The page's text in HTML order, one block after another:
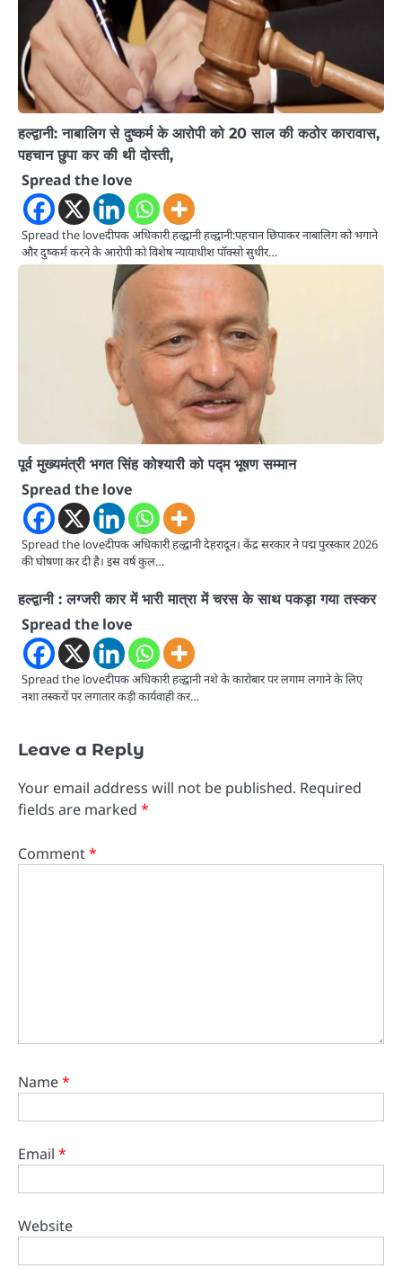
हल्द्वानी: नाबालिग से दुष्कर्म के आरोपी को 20 साल की कठोर कारावास,
पहचान छुपा कर की थी दोस्ती,
Spread the love
Spread the loveदीपक अधिकारी हल्द्वानी हल्द्वानी:पहचान छिपाकर नाबालिग को भगाने
और दुष्कर्म करने के आरोपी को विशेष न्यायाधीश पॉक्सो सुधीर…
पूर्व मुख्यमंत्री भगत सिंह कोश्यारी को पद्म भूषण सम्मान
Spread the love
Spread the loveदीपक अधिकारी हल्द्वानी देहरादून। केंद्र सरकार ने पद्म पुरस्कार 2026
की घोषणा कर दी है। इस वर्ष कुल…
हल्द्वानी : लग्जरी कार में भारी मात्रा में चरस के साथ पकड़ा गया तस्कर
Spread the love
Spread the loveदीपक अधिकारी हल्द्वानी नशे के कारोबार पर लगाम लगाने के लिए
नशा तस्करों पर लगातार कड़ी कार्यवाही कर…
Leave a Reply
Your email address will not be published. Required
fields are marked *
Comment*
Name*
Email *
Website